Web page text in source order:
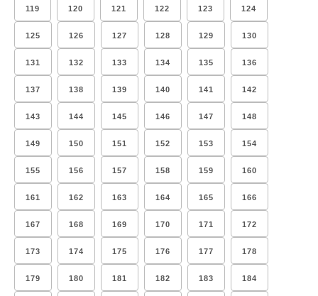
119 120 121 122 123 124
125 126 127 128 129 130
131 132 133 134 135 136
137 138 139 140 141 142
143 144 145 146 147 148
149 150 151 152 153 154
155 156 157 158 159 160
161 162 163 164 165 166
167 168 169 170 171 172
173 174 175 176 177 178
179 180 181 182 183 184